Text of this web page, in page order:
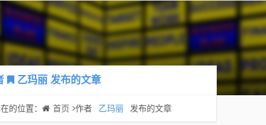
乙玛丽发布的文章
的位置： 首页 作者 乙玛丽 发布的文章